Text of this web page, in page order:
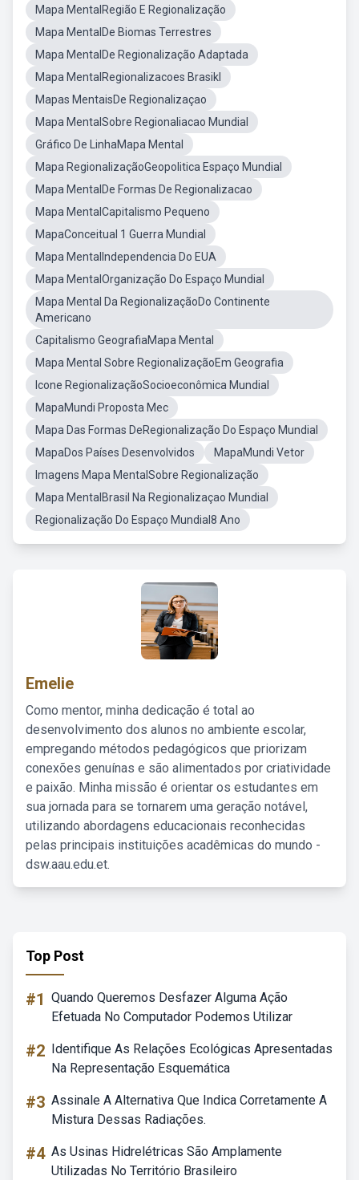
Mapa MentalRegião E Regionalização
Mapa MentalDe Biomas Terrestres
Mapa MentalDe Regionalização Adaptada
Mapa MentalRegionalizacoes Brasikl
Mapas MentaisDe Regionalizaçao
Mapa MentalSobre Regionaliacao Mundial
Gráfico De LinhaMapa Mental
Mapa RegionalizaçãoGeopolitica Espaço Mundial
Mapa MentalDe Formas De Regionalizacao
Mapa MentalCapitalismo Pequeno
MapaConceitual 1 Guerra Mundial
Mapa MentalIndependencia Do EUA
Mapa MentalOrganização Do Espaço Mundial
Mapa Mental Da RegionalizaçãoDo Continente
Americano
Capitalismo GeografiaMapa Mental
Mapa Mental Sobre RegionalizaçãoEm Geografia
Icone RegionalizaçãoSocioeconômica Mundial
MapaMundi Proposta Mec
Mapa Das Formas DeRegionalização Do Espaço Mundial
MapaDos Países Desenvolvidos
MapaMundi Vetor
Imagens Mapa MentalSobre Regionalização
Mapa MentalBrasil Na Regionalizaçao Mundial
Regionalização Do Espaço Mundial8 Ano
Emelie
Como mentor, minha dedicação é total ao
desenvolvimento dos alunos no ambiente escolar,
empregando métodos pedagógicos que priorizam
conexões genuínas e são alimentados por criatividade
e paixão. Minha missão é orientar os estudantes em
sua jornada para se tornarem uma geração notável,
utilizando abordagens educacionais reconhecidas
pelas principais instituições acadêmicas do mundo -
dsw.aau.edu.et.
Top Post
#1 Quando Queremos Desfazer Alguma Ação
Efetuada No Computador Podemos Utilizar
#2 Identifique As Relações Ecológicas Apresentadas
Na Representação Esquemática
#3 Assinale A Alternativa Que Indica Corretamente A
Mistura Dessas Radiações.
#4 As Usinas Hidrelétricas São Amplamente
Utilizadas No Território Brasileiro